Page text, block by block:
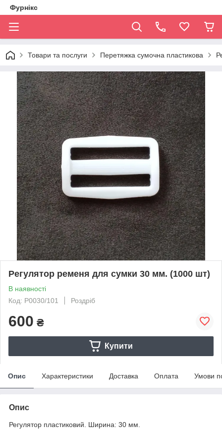
Фурнікс
Товари та послуги Перетяжка сумочна пластикова
Регулятор ременя для сумки 30 мм. (1000 шт)
В наявності
Код: P0030/101
Роздріб
600 ₴
Купити
Опис Характеристики Доставка Оплата Умови
Опис
Регулятор пластиковий. Ширина: 30 мм.